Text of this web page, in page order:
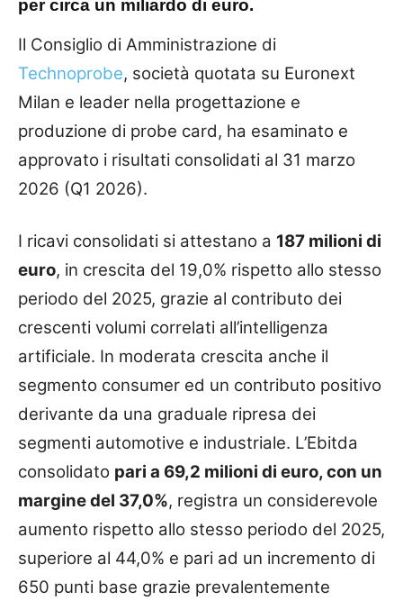
per circa un miliardo di euro.
Il Consiglio di Amministrazione di
Technoprobe, società quotata su Euronext
Milan e leader nella progettazione e
produzione di probe card, ha esaminato e
approvato i risultati consolidati al 31 marzo
2026 (Q1 2026).
I ricavi consolidati si attestano a 187 milioni di
euro, in crescita del 19,0% rispetto allo stesso
periodo del 2025, grazie al contributo dei
crescenti volumi correlati all’intelligenza
artificiale. In moderata crescita anche il
segmento consumer ed un contributo positivo
derivante da una graduale ripresa dei
segmenti automotive e industriale. L’Ebitda
consolidato pari a 69,2 milioni di euro, con un
margine del 37,0%, registra un considerevole
aumento rispetto allo stesso periodo del 2025,
superiore al 44,0% e pari ad un incremento di
650 punti base grazie prevalentemente